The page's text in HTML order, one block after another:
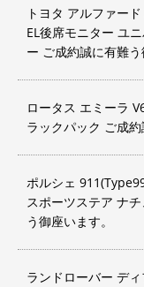
トヨタ アルファー
EL後席モニター ユ
ー ご成約誠に有難う
ロータス エミーラ
ラックパック ご成約
ポルシェ
スポーツステア ナ
う御座います。
ランドローバー デ